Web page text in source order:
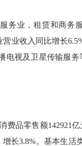
务业，租赁和商务
营业收入同比增长
电视及卫星传输服
费品零售额142921亿
增长3.8%。基本生活